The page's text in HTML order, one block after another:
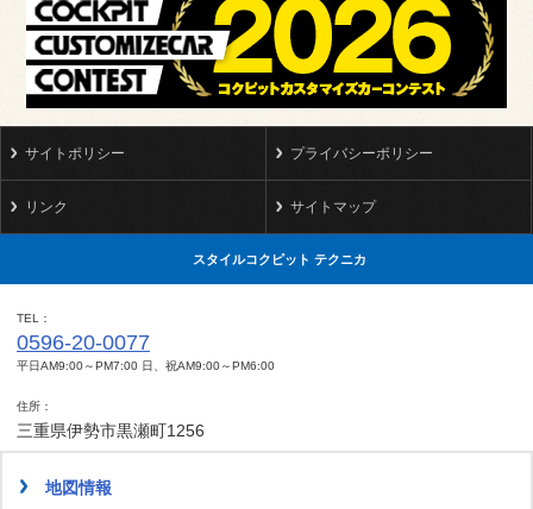
サイトポリシー プライバシーポリシー
リンク サイトマップ
スタイルコクピット テクニカ
TEL
0596-20-0077
平日AM9:00～PM7:00 日、祝AM9:00～PM6:00
住所
三重県伊勢市黒瀬町1256
地図情報